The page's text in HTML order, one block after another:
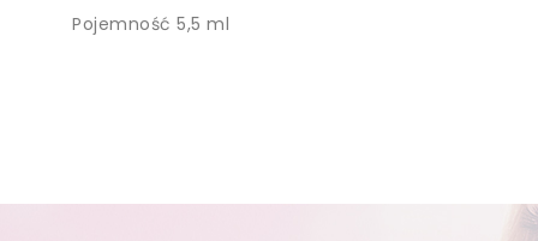
Pojemność 5,5 ml